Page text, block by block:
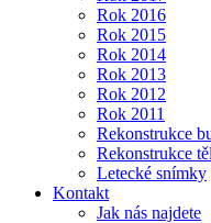
Rok 2016
Rok 2015
Rok 2014
Rok 2013
Rok 2012
Rok 2011
Rekonstrukce
Rekonstrukce
Letecké snímky
Kontakt
Jak nás najdete